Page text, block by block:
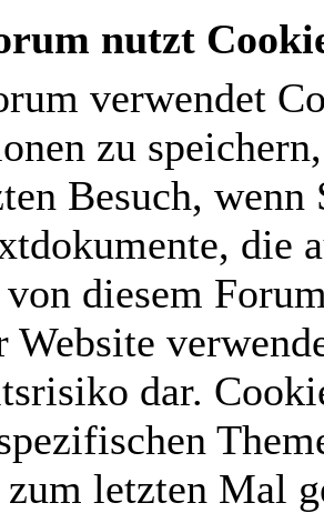
nutzt
verwendet
zu
Besuch,
die
diesem
Website
dar.
letzten Mal